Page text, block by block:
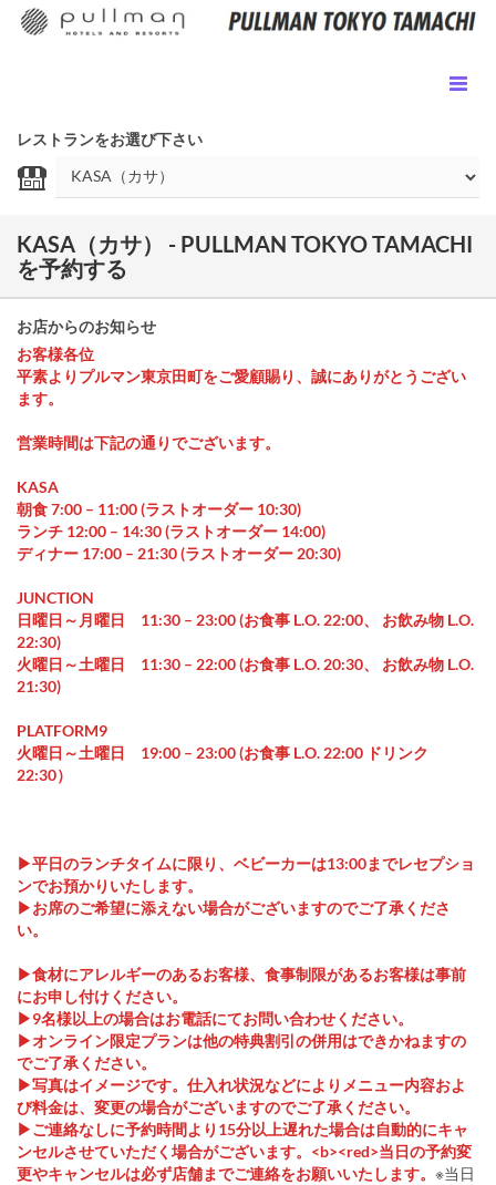
レストランをお選び下さい
KASA（カサ） - PULLMAN TOKYO TAMACHI
を予約する
お店からのお知らせ
お客様各位
平素よりプルマン東京田町をご愛顧賜り、誠にありがとうござい
ます。
営業時間は下記の通りでございます。
KASA
朝食 7:00 – 11:00 (ラストオーダー 10:30)
ランチ 12:00 – 14:30 (ラストオーダー 14:00)
ディナー 17:00 – 21:30 (ラストオーダー 20:30)
JUNCTION
日曜日～月曜日 11:30 – 23:00 (お食事 L.O. 22:00、 お飲み物 L.O.
22:30)
火曜日～土曜日 11:30 – 22:00 (お食事 L.O. 20:30、 お飲み物 L.O.
21:30)
PLATFORM9
火曜日～土曜日 19:00 – 23:00 (お食事 L.O. 22:00 ドリンク
22:30）
▶平日のランチタイムに限り、ベビーカーは13:00までレセプショ
ンでお預かりいたします。
▶お席のご希望に添えない場合がございますのでご了承くださ
い。
▶食材にアレルギーのあるお客様、食事制限があるお客様は事前
にお申し付けください。
▶9名様以上の場合はお電話にてお問い合わせください。
▶オンライン限定プランは他の特典割引の併用はできかねますの
でご了承ください。
▶写真はイメージです。仕入れ状況などによりメニュー内容およ
び料金は、変更の場合がございますのでご了承ください。
▶ご連絡なしに予約時間より15分以上遅れた場合は自動的にキャ
ンセルさせていただく場合がございます。<b><red>当日の予約変
更やキャンセルは必ず店舗までご連絡をお願いいたします。 ※当日